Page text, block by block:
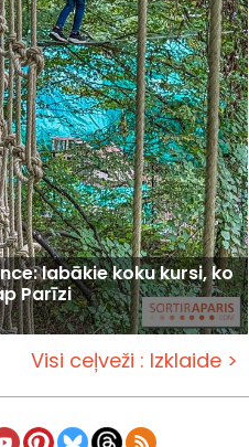
labākie koku kursi, ko
Parīzi
Visi ceļveži : Izklaide >